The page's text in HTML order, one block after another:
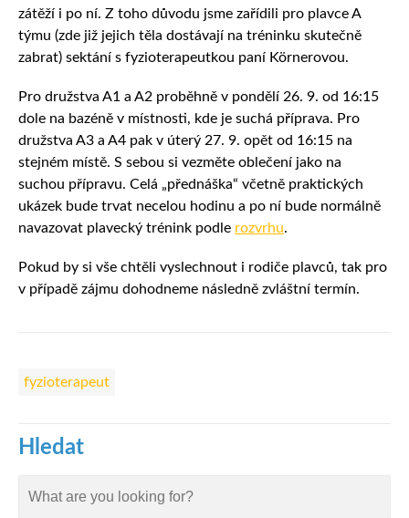
zátěží i po ní. Z toho důvodu jsme zařídili pro plavce A
týmu (zde již jejich těla dostávají na tréninku skutečně
zabrat) sektání s fyzioterapeutkou paní Körnerovou.
Pro družstva A1 a A2 proběhně v pondělí 26. 9. od 16:15
dole na bazéně v místnosti, kde je suchá příprava. Pro
družstva A3 a A4 pak v úterý 27. 9. opět od 16:15 na
stejném místě. S sebou si vezměte oblečení jako na
suchou přípravu. Celá „přednáška“ včetně praktických
ukázek bude trvat necelou hodinu a po ní bude normálně
navazovat plavecký trénink podle rozvrhu.
Pokud by si vše chtěli vyslechnout i rodiče plavců, tak pro
v případě zájmu dohodneme následně zvláštní termín.
fyzioterapeut
Hledat